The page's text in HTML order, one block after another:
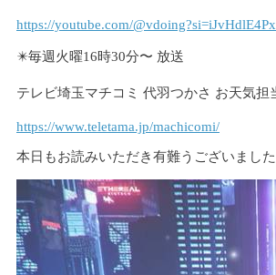
https://youtube.com/
✴️毎週火曜16時30分〜 放送
テレビ埼玉マチコミ 代羽つかさ お天気担
https://www.teletama.jp/machicomi/
本日もお読みいただき有難うございました